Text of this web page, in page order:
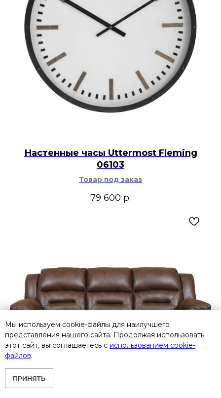
Настенные часы Uttermost Fleming
06103
Товар под заказ
79 600 р.
Мы используем cookie-файлы для наилучшего
представления нашего сайта. Продолжая использовать
этот сайт, вы соглашаетесь с использованием cookie-
файлов.
ПРИНЯТЬ